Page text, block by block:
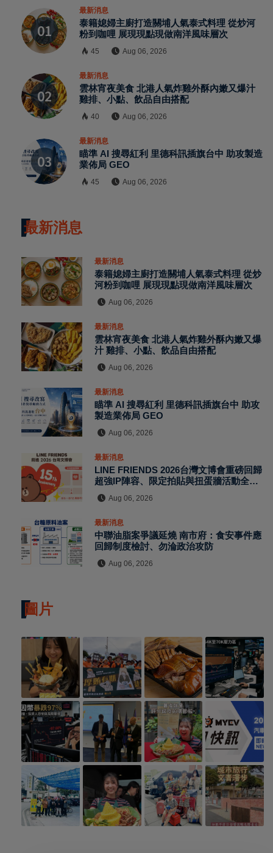
最新消息
泰籍媳婦主廚打造關埔人氣泰式料理 從炒河
粉到咖哩 展現現點現做南洋風味層次
45 Aug 06, 2026
最新消息
雲林宵夜美食 北港人氣炸雞外酥內嫩又爆汁
雞排、小點、飲品自由搭配
40 Aug 06, 2026
最新消息
瞄準 AI 搜尋紅利 里德科訊插旗台中 助攻製造
業佈局 GEO
45 Aug 06, 2026
最新消息
最新消息
泰籍媳婦主廚打造關埔人氣泰式料理 從炒
河粉到咖哩 展現現點現做南洋風味層次
Aug 06, 2026
最新消息
雲林宵夜美食 北港人氣炸雞外酥內嫩又爆
汁 雞排、小點、飲品自由搭配
Aug 06, 2026
最新消息
瞄準 AI 搜尋紅利 里德科訊插旗台中 助攻
製造業佈局 GEO
Aug 06, 2026
最新消息
LINE FRIENDS 2026台灣文博會重磅回歸
超強IP陣容、限定拍貼與扭蛋牆活動全公
開
Aug 06, 2026
最新消息
中聯油脂案爭議延燒 南市府：食安事件應
回歸制度檢討、勿淪政治攻防
Aug 06, 2026
圖片